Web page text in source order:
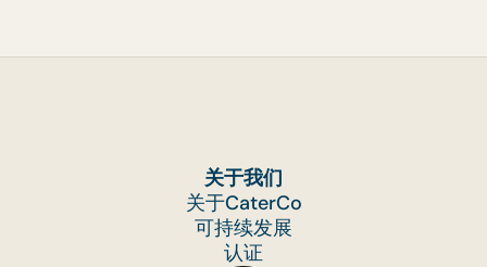
关于我们
关于CaterCo
可持续发展
认证